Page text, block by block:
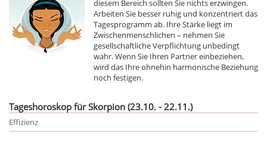
diesem Bereich sollten Sie nichts erzwingen.
Arbeiten Sie besser ruhig und konzentriert das
Tagesprogramm ab. Ihre Stärke liegt im
Zwischenmenschlichen – nehmen Sie
gesellschaftliche Verpflichtung unbedingt
wahr. Wenn Sie Ihren Partner einbeziehen,
wird das Ihre ohnehin harmonische Beziehung
noch festigen.
Tageshoroskop für Skorpion (23.10. - 22.11.)
Effizienz